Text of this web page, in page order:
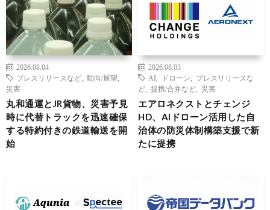
2026.08.04
プレスリリースなど
動向/展望
災害
丸和通運とJR貨物、災害予見
時に代替トラックを迅速確保
する特約付きの鉄道輸送を開
始
2026.08.03
AI
ドローン
プレスリリースな
ど
提携/合弁など 災害
エアロネクストとチェンジ
HD、AIドローン活用した自
治体の防災体制構築支援で新
たに提携